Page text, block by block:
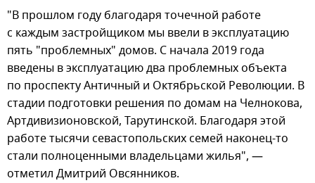
"В прошлом году благодаря точечной работе
с каждым застройщиком мы ввели в эксплуатацию
пять "проблемных" домов. С начала 2019 года
введены в эксплуатацию два проблемных объекта
по проспекту Античный и Октябрьской Революции. В
стадии подготовки решения по домам на Челнокова,
Артдивизионовской, Тарутинской. Благодаря этой
работе тысячи севастопольских семей наконец-то
стали полноценными владельцами жилья", —
отметил Дмитрий Овсянников.